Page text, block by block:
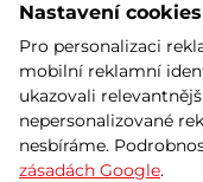
Splátky za 0%
Dáreček
Nastavení cookies
Pro personalizaci
mobilní reklamní
ukazovali
nepersonalizované
nesbíráme.
zásadách Google.